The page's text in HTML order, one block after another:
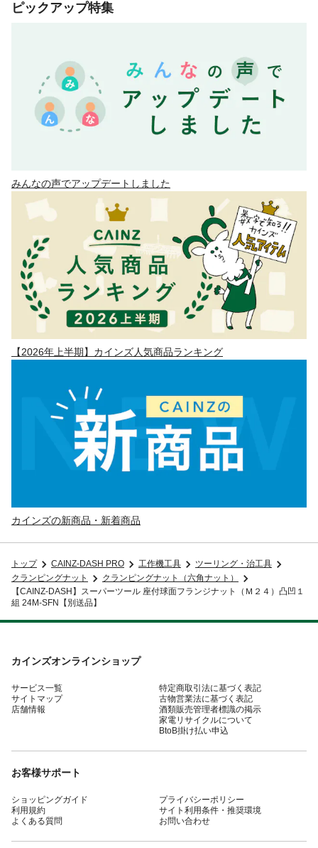
ピックアップ特集
みんなの声でアップデートしました
【2026年上半期】カインズ人気商品ランキング
カインズの新商品・新着商品
トップ CAINZ-DASH PRO 工作機工具
ツーリング・治工具
クランピングナット
クランピングナット（六角ナット）
【CAINZ-DASH】スーパーツール 座付球面フランジナット（Ｍ２４）凸凹１
組 24M-SFN【別送品】
カインズオンラインショップ
サービス一覧
サイトマップ
店舗情報
特定商取引法に基づく表記
古物営業法に基づく表記
酒類販売管理者標識の掲示
家電リサイクルについて
BtoB掛け払い申込
お客様サポート
ショッピングガイド
利用規約
よくある質問
プライバシーポリシー
サイト利用条件・推奨環境
お問い合わせ